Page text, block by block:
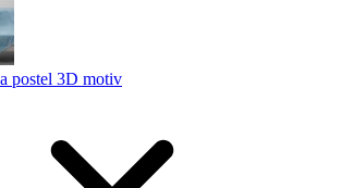
postel 3D motiv